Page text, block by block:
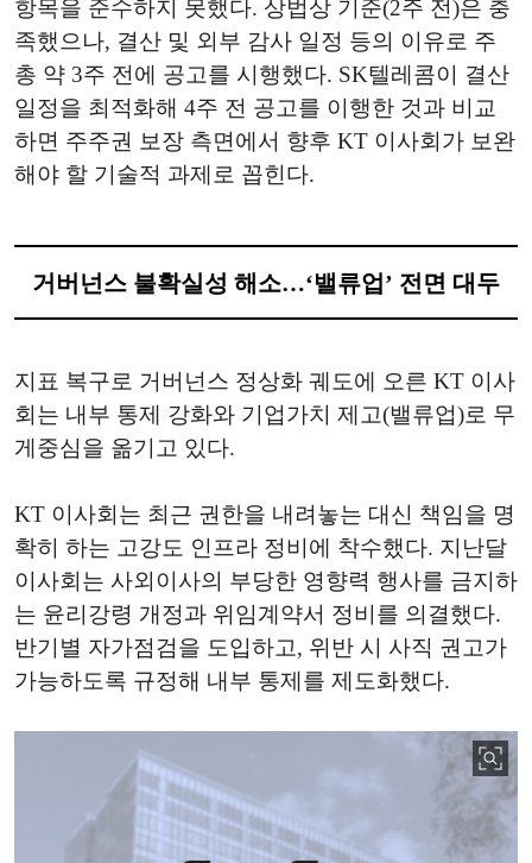
항목을 준수하지 못했다. 상법상 기준(2주 전)은 충
족했으나, 결산 및 외부 감사 일정 등의 이유로 주
총 약 3주 전에 공고를 시행했다. SK텔레콤이 결산
일정을 최적화해 4주 전 공고를 이행한 것과 비교
하면 주주권 보장 측면에서 향후 KT 이사회가 보완
해야 할 기술적 과제로 꼽힌다.
거버넌스 불확실성 해소…‘밸류업’ 전면 대두
지표 복구로 거버넌스 정상화 궤도에 오른 KT 이사
회는 내부 통제 강화와 기업가치 제고(밸류업)로 무
게중심을 옮기고 있다.
KT 이사회는 최근 권한을 내려놓는 대신 책임을 명
확히 하는 고강도 인프라 정비에 착수했다. 지난달
이사회는 사외이사의 부당한 영향력 행사를 금지하
는 윤리강령 개정과 위임계약서 정비를 의결했다.
반기별 자가점검을 도입하고, 위반 시 사직 권고가
가능하도록 규정해 내부 통제를 제도화했다.